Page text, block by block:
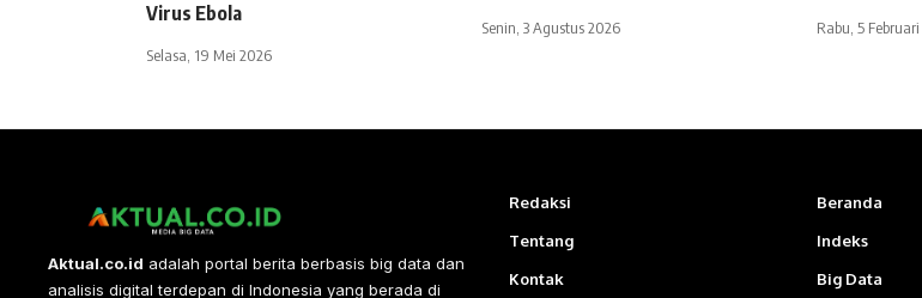
Virus Ebola
Selasa, 19 Mei 2026
Senin, 3 Agustus 2026 Rabu, 5
Aktual.co.id adalah portal berita berbasis big data dan
analisis digital terdepan di Indonesia yang berada di
Redaksi
Tentang
Kontak
Beranda
Indeks
Big Data